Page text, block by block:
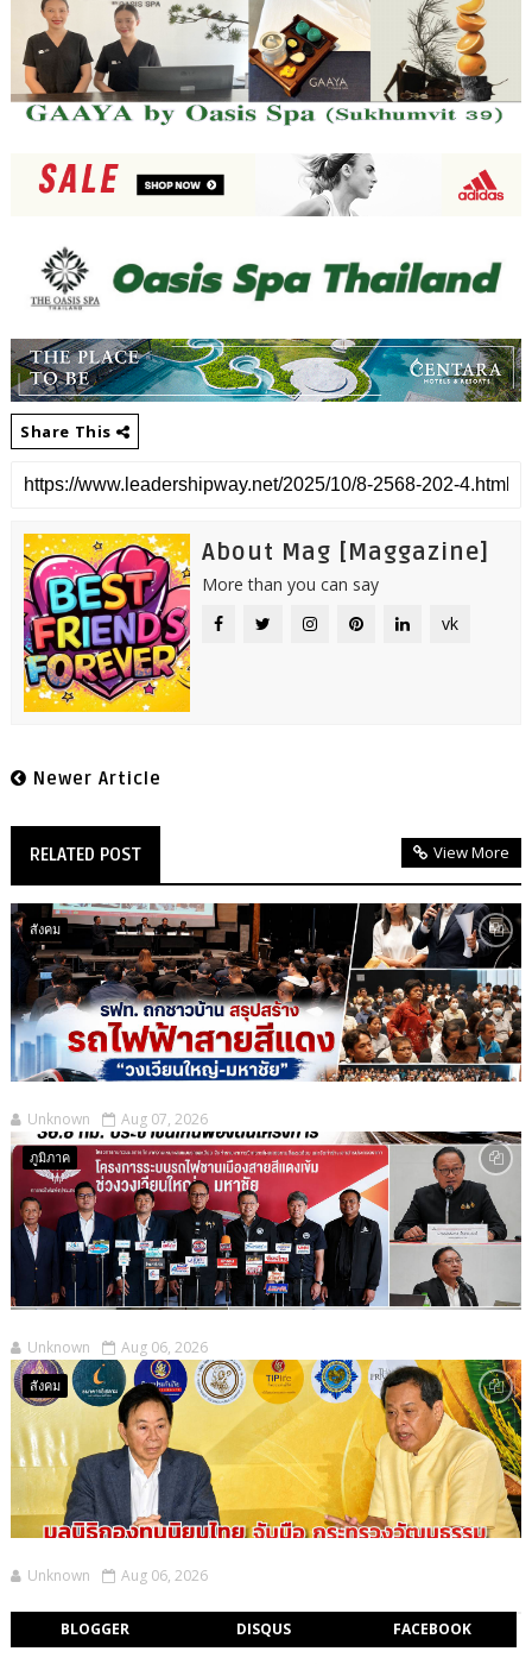
Share This
About Mag [Maggazine]
More than you can say
vk
Newer Article
RELATED POST View More
สังคม
Unknown Aug 07, 2026
ภูมิภาค
Unknown Aug 06, 2026
สังคม
Unknown Aug 06, 2026
BLOGGER DISQUS FACEBOOK